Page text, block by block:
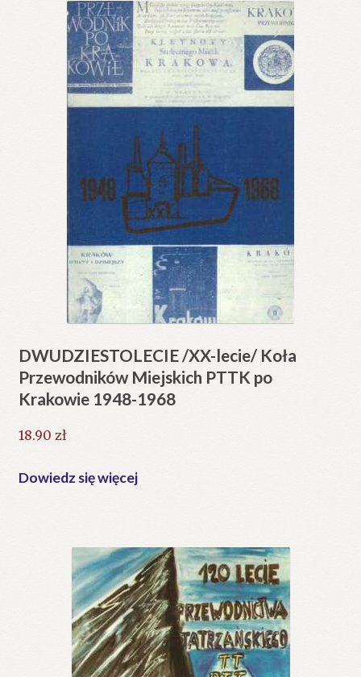
DWUDZIESTOLECIE /XX-lecie/ Koła
Przewodników Miejskich PTTK po
Krakowie 1948-1968
18.90 zł
Dowiedz się więcej